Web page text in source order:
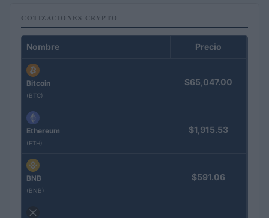
COTIZACIONES CRYPTO
Nombre Precio
Bitcoin
(BTC)
$65,047.00
Ethereum
(ETH)
$1,915.53
BNB
(BNB)
$591.06